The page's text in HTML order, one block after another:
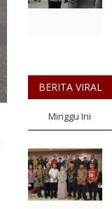
BERITA VIRAL
Minggu Ini